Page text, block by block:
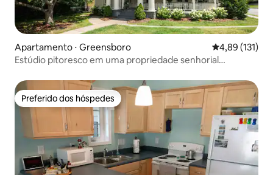
Apartamento ⋅ Greensboro 4,89 de uma
4,89 (131)
Estúdio pitoresco em uma propriedade senhorial
Preferido dos hóspedes
Preferido dos hóspedes